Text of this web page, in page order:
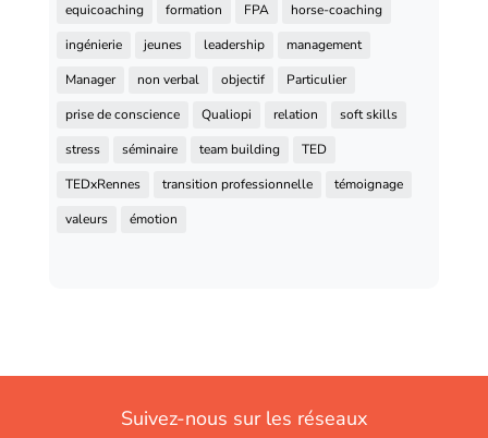
equicoaching
formation FPA
horse-coaching
ingénierie
jeunes leadership
management
Manager
non verbal objectif
Particulier
prise de conscience
Qualiopi relation
soft skills
stress
séminaire team building
TED
TEDxRennes
transition professionnelle
témoignage
valeurs
émotion
Suivez-nous sur les réseaux